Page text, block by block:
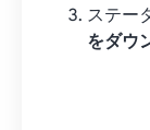
ステー
をダウ